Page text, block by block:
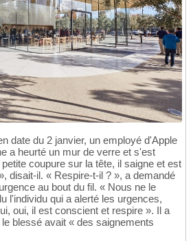
date du 2 janvier, un employé d'Apple
a heurté un mur de verre et s'est
coupure sur la tête, il saigne et est
disait-il. « Respire-t-il ? », a demandé
au bout du fil. « Nous ne le
l'individu qui a alerté les urgences,
oui, il est conscient et respire ». Il a
blessé avait « des saignements